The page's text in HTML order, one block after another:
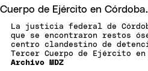
La justicia federal de
que se encontraron restos
centro clandestino de
Tercer Cuerpo de Ejército en
Archivo MDZ